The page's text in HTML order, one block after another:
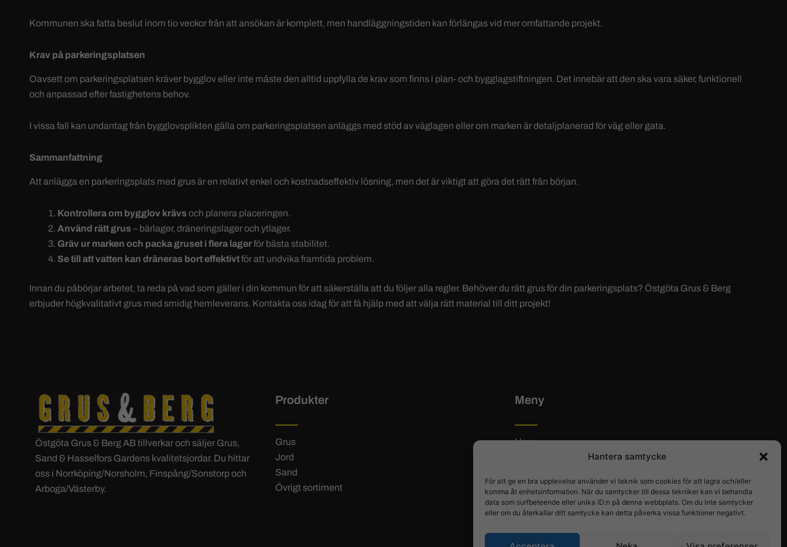
Hantera samtycke
För att ge en bra upplevelse använder vi teknik som cookies för att lagra och/eller
komma åt enhetsinformation. När du samtycker till dessa tekniker kan vi behandla
data som surfbeteende eller unika ID:n på denna webbplats. Om du inte samtycker
eller om du återkallar ditt samtycke kan detta påverka vissa funktioner negativt.
Kommunen ska fatta beslut inom tio veckor från att ansökan är komplett, men handläggningstiden kan förlängas vid mer omfattande projekt.
Krav på parkeringsplatsen
Oavsett om parkeringsplatsen kräver bygglov eller inte måste den alltid uppfylla de krav som finns i plan- och bygglagstiftningen. Det innebär att den ska vara säker, funktionell
och anpassad efter fastighetens behov.
I vissa fall kan undantag från bygglovsplikten gälla om parkeringsplatsen anläggs med stöd av väglagen eller om marken är detaljplanerad för väg eller gata.
Sammanfattning
Att anlägga en parkeringsplats med grus är en relativt enkel och kostnadseffektiv lösning, men det är viktigt att göra det rätt från början.
Kontrollera om bygglov krävs och planera placeringen.
Använd rätt grus – bärlager, dräneringslager och ytlager.
Gräv ur marken och packa gruset i flera lagerför bästa stabilitet.
Se till att vatten kan dräneras bort effektivtför att undvika framtida problem.
Innan du påbörjar arbetet, ta reda på vad som gäller i din kommun för att säkerställa att du följer alla regler. Behöver du rätt grus för din parkeringsplats? Östgöta Grus & Berg
erbjuder högkvalitativt grus med smidig hemleverans. Kontakta oss idag för att få hjälp med att välja rätt material till ditt projekt!
Östgöta Grus & Berg AB tillverkar och säljer Grus,
Sand & Hasselfors Gardens kvalitetsjordar. Du hittar
oss i Norrköping/Norsholm, Finspång/Sonstorp och
Arboga/Västerby.
Produkter
Grus
Jord
Sand
Övrigt sortiment
Meny
Hem
Leveransvillkor
Blogg